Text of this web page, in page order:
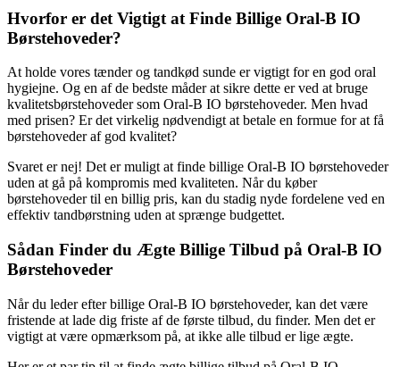
Hvorfor er det Vigtigt at Finde Billige Oral-B IO
Børstehoveder?
At holde vores tænder og tandkød sunde er vigtigt for en god oral
hygiejne. Og en af de bedste måder at sikre dette er ved at bruge
kvalitetsbørstehoveder som Oral-B IO børstehoveder. Men hvad
med prisen? Er det virkelig nødvendigt at betale en formue for at få
børstehoveder af god kvalitet?
Svaret er nej! Det er muligt at finde billige Oral-B IO børstehoveder
uden at gå på kompromis med kvaliteten. Når du køber
børstehoveder til en billig pris, kan du stadig nyde fordelene ved en
effektiv tandbørstning uden at sprænge budgettet.
Sådan Finder du Ægte Billige Tilbud på Oral-B IO
Børstehoveder
Når du leder efter billige Oral-B IO børstehoveder, kan det være
fristende at lade dig friste af de første tilbud, du finder. Men det er
vigtigt at være opmærksom på, at ikke alle tilbud er lige ægte.